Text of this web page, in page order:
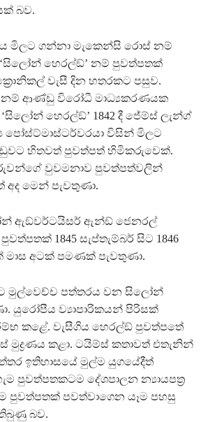
බව.
මිලට ගන්නා මැකෙන්සි රොස් නම්
‘සිලෝන් හෙරල්ඞ්’ නම් පුවත්පතක්
වැසී දින හතරකට පසුව.
නම් ආණ්ඩු විරෝධී මාධ්‍යකරණයක
හෙරල්ඞ්’ 1842 දී ජේම්ස් ලැන්ග්
විසින් මිලට
හිතවත් පුවත්පත් හිමිකරුවෙක්.
වුවමනාව පුවත්පත්වලින්
මෙන් පැවතුණා.
ඇඞ්වර්ටයිසර් ඇන්ඞ් ජෙනරල්
1845 සැප්තැම්බර් සිට 1846
අටක් පමණක් පැවතුණා.
මුල්වෙච්ච පත්තරය වන සිලෝන්
යුරෝපීය ව්‍යාපාරිකයන් පිරිසක්
කළේ. වැසීගිය හෙරල්ඞ් පුවත්පතේ
මුද්‍රණය කළා. ටයිම්ස් කතාවත් එතැනින්
ඉතිහාසයේ මුල්ම යුගයේදීත්
පුවත්පතකටම දේශපාලන න්‍යායපත‍්‍ර
පුවත්පතක් පවත්වාගෙන යෑම පහසු
බව.